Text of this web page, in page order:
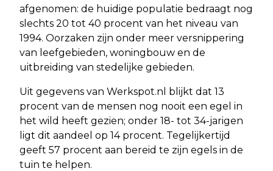
afgenomen: de huidige populatie bedraagt nog
slechts 20 tot 40 procent van het niveau van
1994. Oorzaken zijn onder meer versnippering
van leefgebieden, woningbouw en de
uitbreiding van stedelijke gebieden.
Uit gegevens van Werkspot.nl blijkt dat 13
procent van de mensen nog nooit een egel in
het wild heeft gezien; onder 18- tot 34-jarigen
ligt dit aandeel op 14 procent. Tegelijkertijd
geeft 57 procent aan bereid te zijn egels in de
tuin te helpen.